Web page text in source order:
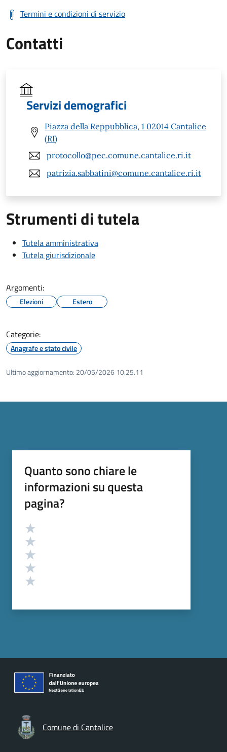
Termini e condizioni di servizio
Contatti
Servizi demografici
Piazza della Reppubblica, 1 02014 Cantalice
(RI)
protocollo@pec.comune.cantalice.ri.it
patrizia.sabbatini@comune.cantalice.ri.it
Strumenti di tutela
Tutela amministrativa
Tutela giurisdizionale
Argomenti:
Elezioni Estero
Categorie:
Anagrafe e stato civile
Ultimo aggiornamento: 20/05/2026 10:25.11
Quanto sono chiare le
informazioni su questa
pagina?
Valutazione
Comune di Cantalice